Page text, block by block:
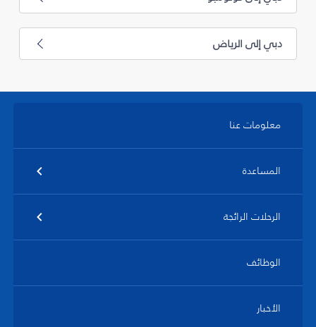
دبي إلى الرياض
معلومات عنا
المساعدة
الرحلات الرائجة
الوظائف
الأخبار